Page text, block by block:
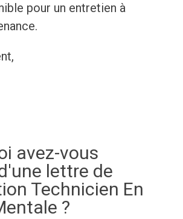
pour un entretien à
avez-vous
lettre de
Technicien En
?